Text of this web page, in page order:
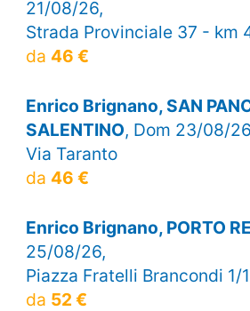
21/08/26,
Strada Provinciale 37 - km
da 46 €
Enrico Brignano, SAN
SALENTINO, Dom 23/08/
Via Taranto
da 46 €
Enrico Brignano, PORTO
25/08/26,
Piazza Fratelli Brancondi 1/
da 52 €